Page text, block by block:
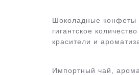
Шоколадные конфеты
гигантское
красители и
Импортный чай,